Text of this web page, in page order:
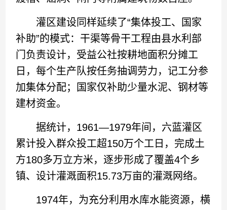
灌区建设同样延续了“集体投工、国家
补助”的模式：干渠等骨干工程由县水利部
门负责设计，受益公社按耕地面积分摊工
日，每个生产队按任务抽调劳力，记工分参
加集体分配；国家仅补助少量水泥、钢材等
建材资金。
据统计，1961—1979年间，六蓝灌区
累计投入群众投工超150万个工日，完成土
方180多万立方米，逐步形成了覆盖4个乡
镇、设计灌溉面积15.73万亩的灌溉网络。
1974年，为充分利用水库水能资源，横